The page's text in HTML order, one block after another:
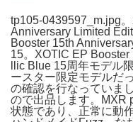
tp105-0439597_m.jpg
Anniversary Limited
Booster 15th
15。XOTIC EP
llic Blue 15周年モデル
ースター限定モデルだ
の確認を行なっていま
ので出品します。MXR
状態であり、正常に動